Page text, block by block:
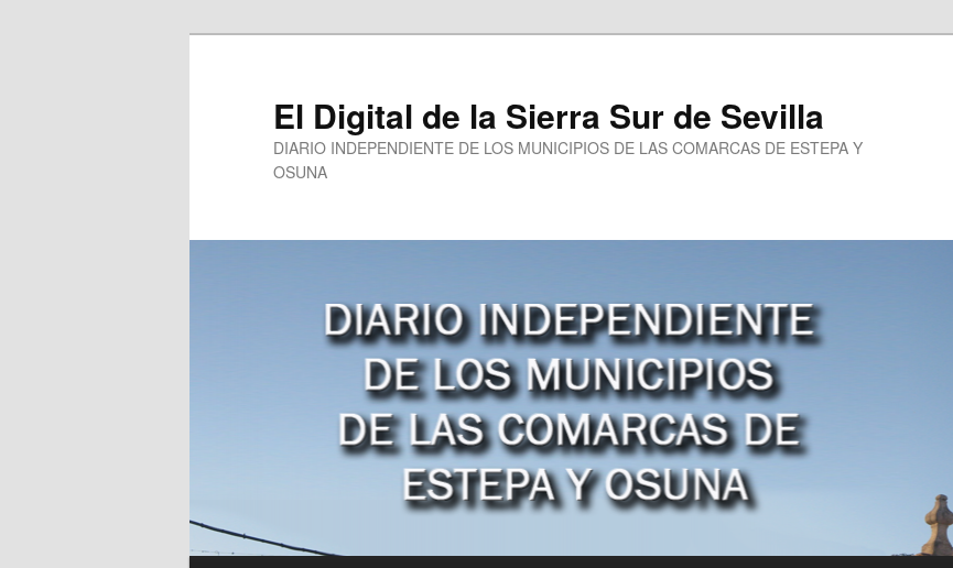
El Digital de la Sierra Sur de Sevilla
DIARIO INDEPENDIENTE DE LOS MUNICIPIOS DE LAS COMARCAS DE ESTEPA Y
OSUNA